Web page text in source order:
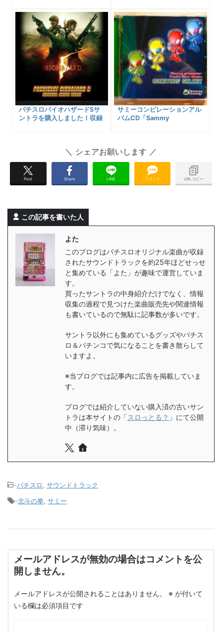
配信開始！ダウンロード購入
可能先まとめ・曲一覧紹介！
パチスロバイオハザード5サ
ントラを購入しました！収録
サミーコンピレーションアル
バムCD「Sammy
収録楽曲情報などのご紹介！
Post Share LINE コメント URLコピー
この記事を書いた人
よた
このブログはパチスロオリジナル楽曲が収録
されたサウンドトラックを約25年ほどせっせ
と集めている「よた」が趣味で運営していま
す。
買ったサントラの中身紹介だけでなく、情報
収集の過程で見つけた楽曲販売先や関連情報
も書いているので無駄に記事数が多いです。
サントラ以外にも集めているグッズやパチス
ロ＆パチンコで気になることを書き散らして
いますよ。
※当ブログでは記事内に広告を掲載していま
す。
ブログでは紹介していない購入済の古いサン
トラは本サイトの「スロっとる？ 」にて公開
中（滞り気味）。
-パチスロ
サウンドトラック
-北斗の拳 サミー
メールアドレスが無効の場合はコメントを公
開しません。
メールアドレスが公開されることはありません。 ※ が付いて
いる欄は必須項目です